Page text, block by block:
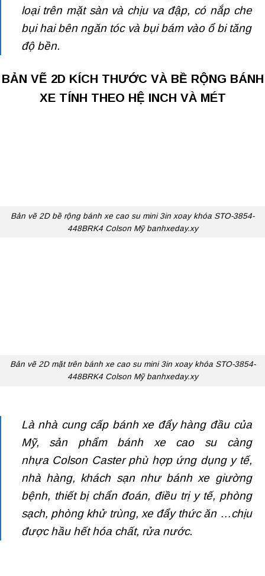
loại trên mặt sàn và chịu va đập, có nắp che
bụi hai bên ngăn tóc và bụi bám vào ổ bi tăng
độ bền.
BẢN VẼ 2D KÍCH THƯỚC VÀ BỀ RỘNG BÁNH
XE TÍNH THEO HỆ INCH VÀ MÉT
Bản vẽ 2D bề rộng bánh xe cao su mini 3in xoay khóa STO-3854-
448BRK4 Colson Mỹ banhxeday.xy
Bản vẽ 2D mặt trên bánh xe cao su mini 3in xoay khóa STO-3854-
448BRK4 Colson Mỹ banhxeday.xy
Là nhà cung cấp bánh xe đẩy hàngđầu của
Mỹ, sản phẩm bánh xe cao su càng
nhựa Colson Caster phù hợp ứng dụng y tế,
nhà hàng, khách sạn như bánh xe giường
bệnh, thiết bị chẩn đoán, điều trị y tế, phòng
sạch, phòng khử trùng, xe đẩy thức ăn …chịu
được hầu hết hóa chất, rửa nước.